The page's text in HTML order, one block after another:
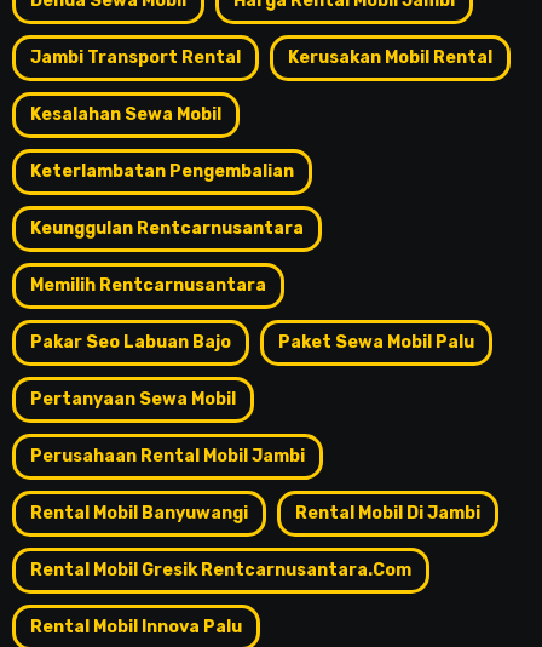
Jambi Transport Rental Kerusakan Mobil Rental
Kesalahan Sewa Mobil
Keterlambatan Pengembalian
Keunggulan Rentcarnusantara
Memilih Rentcarnusantara
Pakar Seo Labuan Bajo Paket Sewa Mobil Palu
Pertanyaan Sewa Mobil
Perusahaan Rental Mobil Jambi
Rental Mobil Banyuwangi Rental Mobil Di Jambi
Rental Mobil Gresik Rentcarnusantara.com
Rental Mobil Innova Palu